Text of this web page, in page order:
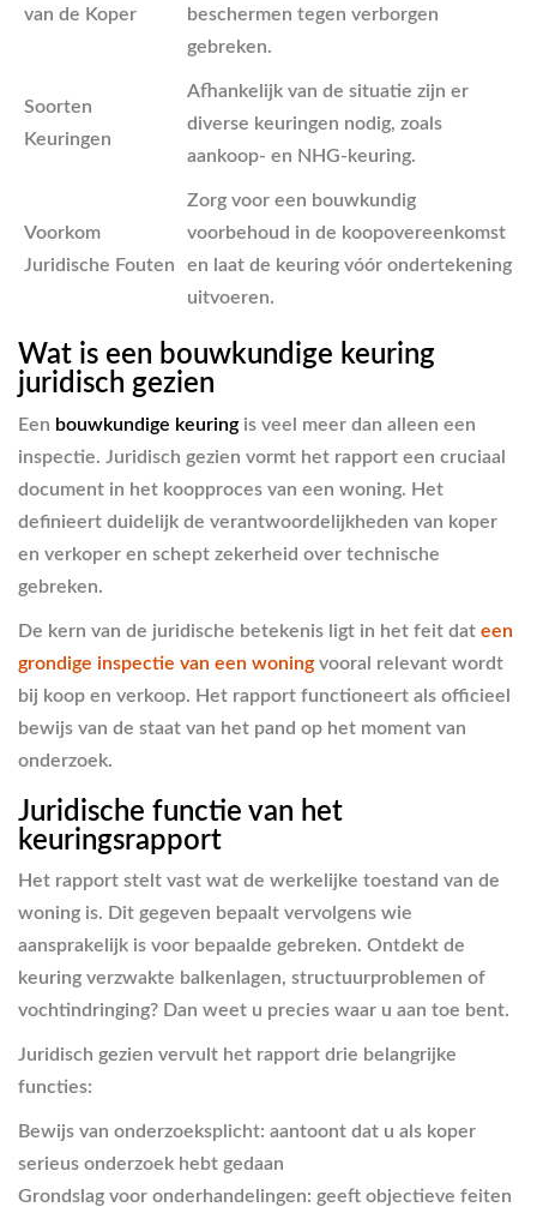
van de Koper
beschermen tegen verborgen
gebreken.
Soorten
Keuringen
Afhankelijk van de situatie zijn er
diverse keuringen nodig, zoals
aankoop- en NHG-keuring.
Voorkom
Juridische Fouten
Zorg voor een bouwkundig
voorbehoud in de koopovereenkomst
en laat de keuring vóór ondertekening
uitvoeren.
Wat is een bouwkundige keuring
juridisch gezien
Een bouwkundige keuring is veel meer dan alleen een
inspectie. Juridisch gezien vormt het rapport een cruciaal
document in het koopproces van een woning. Het
definieert duidelijk de verantwoordelijkheden van koper
en verkoper en schept zekerheid over technische
gebreken.
De kern van de juridische betekenis ligt in het feit dat een
grondige inspectie van een woning vooral relevant wordt
bij koop en verkoop. Het rapport functioneert als officieel
bewijs van de staat van het pand op het moment van
onderzoek.
Juridische functie van het
keuringsrapport
Het rapport stelt vast wat de werkelijke toestand van de
woning is. Dit gegeven bepaalt vervolgens wie
aansprakelijk is voor bepaalde gebreken. Ontdekt de
keuring verzwakte balkenlagen, structuurproblemen of
vochtindringing? Dan weet u precies waar u aan toe bent.
Juridisch gezien vervult het rapport drie belangrijke
functies:
Bewijs van onderzoeksplicht: aantoont dat u als koper
serieus onderzoek hebt gedaan
Grondslag voor onderhandelingen: geeft objectieve feiten